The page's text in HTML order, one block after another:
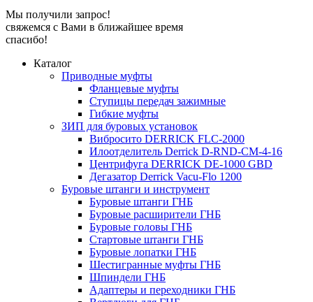
Мы получили запрос!
свяжемся c Вами в ближайшее время
спасибо!
Каталог
Приводные муфты
Фланцевые муфты
Ступицы передач зажимные
Гибкие муфты
ЗИП для буровых установок
Вибросито DERRICK FLC-2000
Илоотделитель Derrick D-RND-CM-4-16
Центрифуга DERRICK DE-1000 GBD
Дегазатор Derrick Vacu-Flo 1200
Буровые штанги и инструмент
Буровые штанги ГНБ
Буровые расширители ГНБ
Буровые головы ГНБ
Стартовые штанги ГНБ
Буровые лопатки ГНБ
Шестигранные муфты ГНБ
Шпиндели ГНБ
Адаптеры и переходники ГНБ